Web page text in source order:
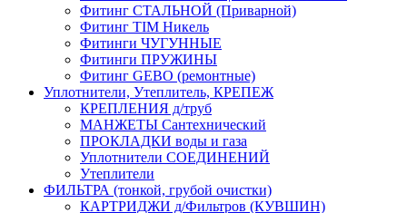
Фитинг СТАЛЬНОЙ (Приварной)
Фитинг TIM Никель
Фитинги ЧУГУННЫЕ
Фитинги ПРУЖИНЫ
Фитинг GEBO (ремонтные)
Уплотнители, Утеплитель, КРЕПЕЖ
КРЕПЛЕНИЯ д/труб
МАНЖЕТЫ Сантехнический
ПРОКЛАДКИ воды и газа
Уплотнители СОЕДИНЕНИЙ
Утеплители
ФИЛЬТРА (тонкой, грубой очистки)
КАРТРИДЖИ д/Фильтров (КУВШИН)